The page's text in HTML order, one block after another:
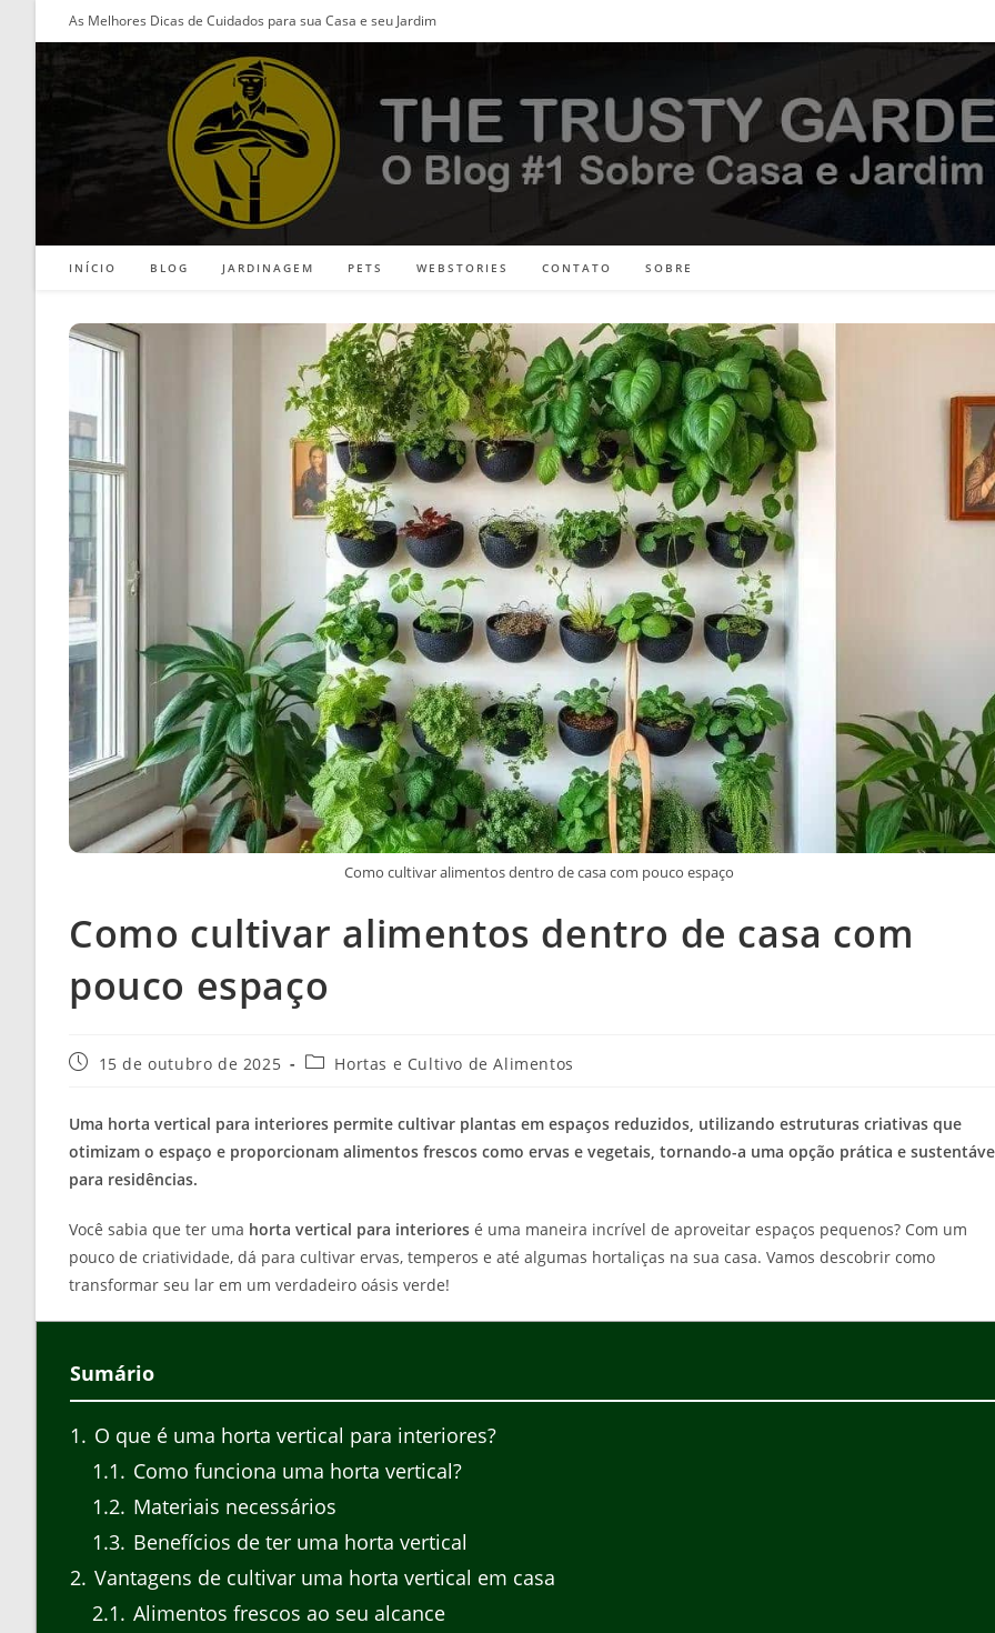
conteúdo
As Melhores Dicas de Cuidados para sua Casa e seu Jardim
INÍCIO BLOG JARDINAGEM PETS WEBSTORIES CONTATO SOBRE
Como cultivar alimentos dentro de casa com pouco espaço
Como cultivar alimentos dentro de casa com
pouco espaço
Post15 de outubro de 2025
Categoria
Hortas e Cultivo de Alimentos
Uma horta vertical para interiores permite cultivar plantas em espaços reduzidos, utilizando estruturas criativas que
otimizam o espaço e proporcionam alimentos frescos como ervas e vegetais, tornando-a uma opção prática e
para residências.
Você sabia que ter uma horta vertical para interiores é uma maneira incrível de aproveitar espaços pequenos? Com um
pouco de criatividade, dá para cultivar ervas, temperos e até algumas hortaliças na sua casa. Vamos descobrir como
transformar seu lar em um verdadeiro oásis verde!
Sumário
1
O que é uma horta vertical para interiores?
1.1
Como funciona uma horta vertical?
1.2 Materiais necessários
1.3 Benefícios de ter uma horta vertical
2 Vantagens de cultivar uma horta vertical em casa
2.1
Alimentos frescos ao seu alcance